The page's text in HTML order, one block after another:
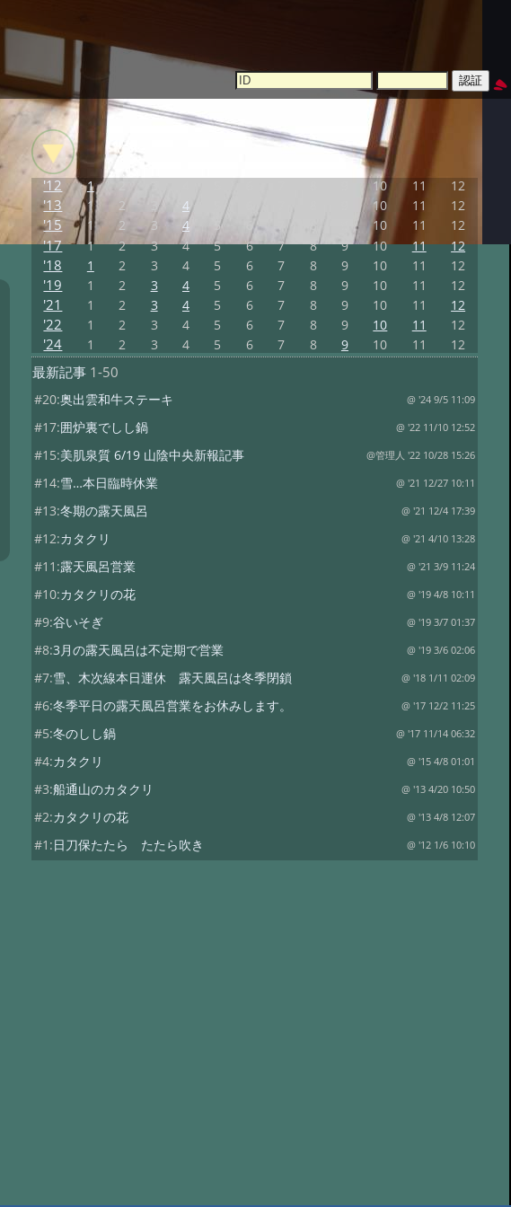
'12 1 10 11 12
'13 1 2 4 10 11 12
'15 1 2 3 4 5 6 7 10 11 12
'17 1 2 3 4 5 6 7 8 9 10 11 12
'18 1 2 3 4 5 6 7 8 9 10 11 12
'19 1 2 3 4 5 6 7 8 9 10 11 12
'21 1 2 3 4 5 6 7 8 9 10 11 12
'22 1 2 3 4 5 6 7 8 9 10 11 12
'24 1 2 3 4 5 6 7 8 9 10 11 12
最新記事1-50
#20:奥出雲和牛ステーキ @ '24 9/5 11:09
#17:囲炉裏でしし鍋 @ '22 11/10 12:52
#15:美肌泉質 6/19 山陰中央新報記事 @管理人 '22 10/28 15:26
#14:雪…本日臨時休業 @ '21 12/27 10:11
#13:冬期の露天風呂 @ '21 12/4 17:39
#12:カタクリ @ '21 4/10 13:28
#11:露天風呂営業 @ '21 3/9 11:24
#10:カタクリの花 @ '19 4/8 10:11
#9:谷いそぎ @ '19 3/7 01:37
#8:3月の露天風呂は不定期で営業 @ '19 3/6 02:06
#7:雪、木次線本日運休 露天風呂は冬季閉鎖 @ '18 1/11 02:09
#6:冬季平日の露天風呂営業をお休みします。 @ '17 12/2 11:25
#5:冬のしし鍋 @ '17 11/14 06:32
#4:カタクリ @ '15 4/8 01:01
#3:船通山のカタクリ @ '13 4/20 10:50
#2:カタクリの花 @ '13 4/8 12:07
#1:日刀保たたら たたら吹き @ '12 1/6 10:10